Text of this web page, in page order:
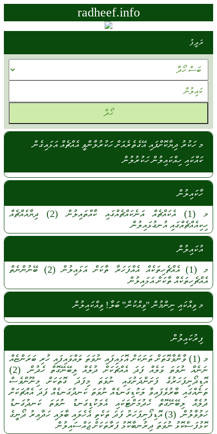
radheef.info
ރަދީފު
މ ހަކުރު ދިޔާކޮށްފައި އޭގެތެރެއަށް ހަކުރުލާންވީ އެއްޗެއް އަޅައިގެން
ކައްކައި ހިއްކައިލުން ހަކުރުލުން
ހާކައިލުން
މ (1) އެކައްޗެއްއަނެކައްޗެއްގައިކާއްތައިލުން (2)
ދިޔާއެއްޗެއް
ހިކިއެއްޗެއްގައި އުނގުޅައިލުން
އުކައިލުން
މ (1) އެއްޗެހިތަކެއްއެއްފަހަރާ ތާކަށްއަޅައިލުން (2)
ބޭނުންނެތް
އެއްޗެހިތަކެއް ތާކަށްއަޅައިލުން
މ ވިއްކައި ނިންމުން "ވިއްކުން" ބަލާ! ވިއްކައިލުން
ފިރުކައިލުން
މ (1) ވާންވާގޮތަށްތަނަކަށްއޮޅައިފައި ނުވަތަ ލައްވައިފައި ހުރި ބަރަންޏެއް
ނަނެއްނުވަތަވަލެއްފަދައެއްޗަކަށް ދުލެއް ލިބޭނޭގޮތްހެދުން. (2)
އޮޑިދޯނިފަހަރުގެފަށަންދަށުގައި ނުވަތަމިފަދަގޮތަކަށް މިނޫންވެސް
ތަނެއްގައި ބާރުވެފައިވާ ލަކުޑިގަނޑެއްނުވަތަކަނދުގަނޑެއްފަދައެއްޗަކަށް
ދުލެއް ލިބޭނޭގޮތްހެދުމަށްޓަކައިއެލަކުޑިގަނޑު ނުވަތަކަނދުގަނޑު
ހަލުވާލުން. (3) އޮޑިފޯނިފަހަރުފަދަ ތަކެތިއެހެލައިބާލައިހަދާއިރު ދޯނީގެ
ކޮޅުފަސްކޮޅު ނުވަތަ ދިރުނބާކޮޅުފަރާތަކަށްޖައްސައިލުން